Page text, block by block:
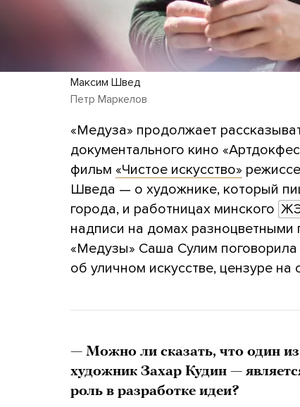
Максим Швед
Петр Маркелов
«Медуза» продолжает
документального кино
фильм «Чистое искусство»
Шведа — о художнике, который
города, и работницах минского
надписи на домах разноцветными
«Медузы» Саша Сулим
об уличном искусстве, цензуре
— Можно ли сказать, что один
художник Захар Кудин —
роль в разработке идеи?